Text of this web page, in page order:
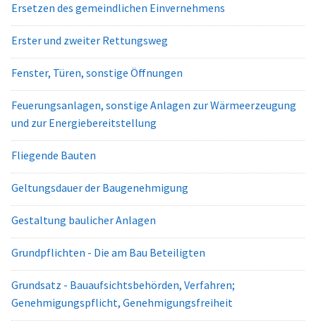
Ersetzen des gemeindlichen Einvernehmens
Erster und zweiter Rettungsweg
Fenster, Türen, sonstige Öffnungen
Feuerungsanlagen, sonstige Anlagen zur Wärmeerzeugung
und zur Energiebereitstellung
Fliegende Bauten
Geltungsdauer der Baugenehmigung
Gestaltung baulicher Anlagen
Grundpflichten - Die am Bau Beteiligten
Grundsatz - Bauaufsichtsbehörden, Verfahren;
Genehmigungspflicht, Genehmigungsfreiheit